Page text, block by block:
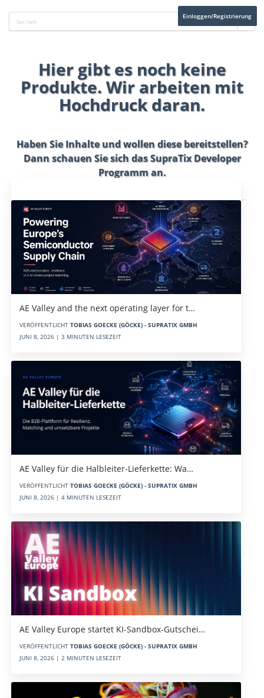
Einloggen/Registrierung
Hier gibt es noch keine
Produkte. Wir arbeiten mit
Hochdruck daran.
Haben Sie Inhalte und wollen diese bereitstellen?
Dann schauen Sie sich dasSupraTix Developer
Programman.
AE Valley and the next operating layer for t…
VERÖFFENTLICHT TOBIAS GOECKE (GÖCKE) - SUPRATIX GMBH
JUNI 8, 2026 | 3 MINUTEN LESEZEIT
AE Valley für die Halbleiter-Lieferkette: Wa…
VERÖFFENTLICHT TOBIAS GOECKE (GÖCKE) - SUPRATIX GMBH
JUNI 8, 2026 | 4 MINUTEN LESEZEIT
AE Valley Europe startet KI-Sandbox-Gutschei…
VERÖFFENTLICHT TOBIAS GOECKE (GÖCKE) - SUPRATIX GMBH
JUNI 8, 2026 | 2 MINUTEN LESEZEIT